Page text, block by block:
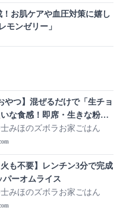
！お肌ケアや血圧対策に嬉し
モンゼリー」
やつ】混ぜるだけで「生チョ
な食感！即席・生きな粉の
みほのズボラお家ごはん
火も不要】レンチン3分で完成
パーオムライス
みほのズボラお家ごはん